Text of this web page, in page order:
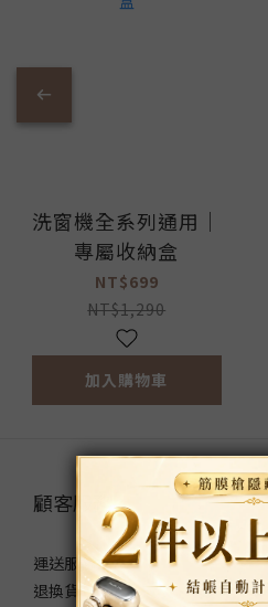
洗窗機全系列通用｜
專屬收納盒
NT$699
NT$1,290
加入購物車
顧客服務
運送服務方式
退換貨政策